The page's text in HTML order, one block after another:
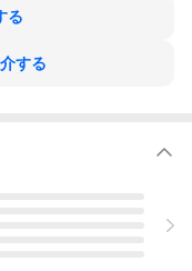
デスク 机 省スペース
ク激安 棚付き ラック
ステムデスク
る
する